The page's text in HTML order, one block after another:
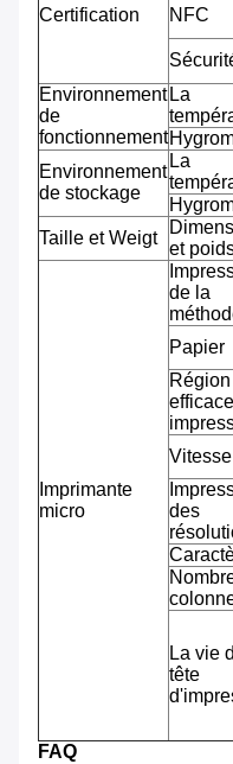
Certification
NFC
Environnement
de
fonctionnement
La
Environnement
de stockage
La
Taille et Weigt
et
Imprimante
micro
de la
Papier
Région
efficace
Vitesse
des
La vie
tête
FAQ